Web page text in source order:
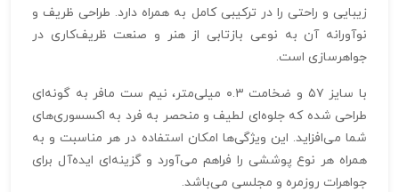
زیبایی و راحتی را در ترکیبی کامل به همراه دارد. طراحی ظریف و
نوآورانه آن به نوعی بازتابی از هنر و صنعت ظریف‌کاری در
جواهرسازی است.
با سایز ۵۷ و ضخامت ۰.۳ میلی‌متر، نیم ست مافر به گونه‌ای
طراحی شده که جلوه‌ای لطیف و منحصر به فرد به اکسسوری‌های
شما می‌افزاید. این ویژگی‌ها امکان استفاده در هر مناسبت و به
همراه هر نوع پوششی را فراهم می‌آورد و گزینه‌ای ایده‌آل برای
جواهرات روزمره و مجلسی می‌باشد.